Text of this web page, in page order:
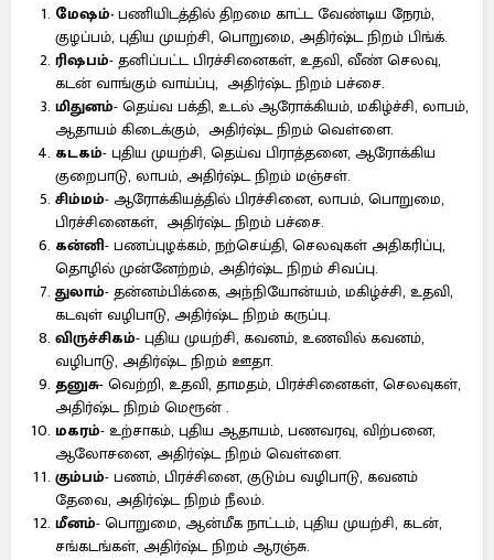
மேஷம்-பணியிடத்தில் திறமை காட்ட வேண்டிய நேரம்,
குழப்பம், புதிய முயற்சி, பொறுமை, அதிர்ஷ்ட நிறம் பிங்க்.
ரிஷபம்- தனிப்பட்ட பிரச்சினைகள், உதவி, வீண் செலவு,
கடன் வாங்கும் வாய்ப்பு, அதிர்ஷ்ட நிறம் பச்சை.
மிதுனம்- தெய்வ பக்தி, உடல் ஆரோக்கியம், மகிழ்ச்சி, லாபம்,
ஆதாயம் கிடைக்கும், அதிர்ஷ்ட நிறம் வெள்ளை.
கடகம்- புதிய முயற்சி, தெய்வ பிராத்தனை, ஆரோக்கிய
குறைபாடு, லாபம், அதிர்ஷ்ட நிறம் மஞ்சள்.
சிம்மம்- ஆரோக்கியத்தில் பிரச்சினை, லாபம், பொறுமை,
பிரச்சினைகள், அதிர்ஷ்ட நிறம் பச்சை.
கன்னி- பணப்புழக்கம், நற்செய்தி, செலவுகள் அதிகரிப்பு,
தொழில் முன்னேற்றம், அதிர்ஷ்ட நிறம் சிவப்பு.
துலாம்- தன்னம்பிக்கை, அந்நியோன்யம், மகிழ்ச்சி, உதவி,
கடவுள் வழிபாடு, அதிர்ஷ்ட நிறம் கருப்பு.
விருச்சிகம்- புதிய முயற்சி, கவனம், உணவில் கவனம்,
வழிபாடு, அதிர்ஷ்ட நிறம் ஊதா.
தனுசு- வெற்றி, உதவி, தாமதம், பிரச்சினைகள், செலவுகள்,
அதிர்ஷ்ட நிறம் மெரூன் .
மகரம்- உற்சாகம், புதிய ஆதாயம், பணவரவு, விற்பனை,
ஆலோசனை, அதிர்ஷ்ட நிறம் வெள்ளை.
கும்பம்- பணம், பிரச்சினை, குடும்ப வழிபாடு, கவனம்
தேவை, அதிர்ஷ்ட நிறம் நீலம்.
மீனம்- பொறுமை, ஆன்மீக நாட்டம், புதிய முயற்சி, கடன்,
சங்கடங்கள், அதிர்ஷ்ட நிறம் ஆரஞ்சு.